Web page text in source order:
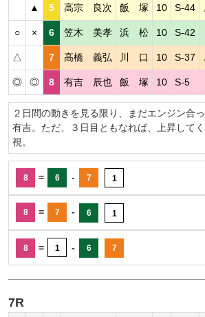
▲ 5 高宗 良次 飯 塚 10 S-44
○ × 6 笠木 美孝 浜 松 10 S-42
△ 7 高橋 義弘 川 口 10 S-37
◎ ◎ 8 有吉 辰也 飯 塚 10 S-5
２日間の動きを見る限り、まだエンジン合
有吉。ただ、３日目ともなれば、上昇して
視。
8 = 6 - 7 1
8 = 7 - 6 1
8 = 1 - 6 7
7R